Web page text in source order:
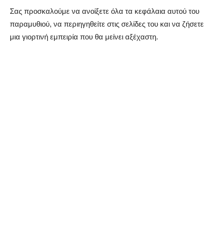
Σας προσκαλούμε να ανοίξετε όλα τα κεφάλαια αυτού του
παραμυθιού, να περιηγηθείτε στις σελίδες του και να ζήσετε
μια γιορτινή εμπειρία που θα μείνει αξέχαστη.